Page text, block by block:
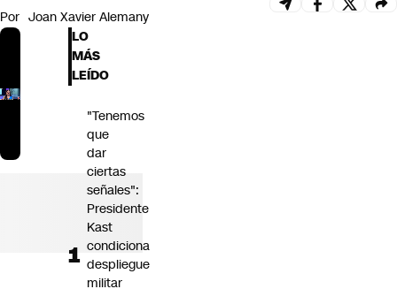
Por Joan Xavier Alemany
LO
MÁS
LEÍDO
"Tenemos
que
dar
ciertas
señales":
Presidente
Kast
condiciona
despliegue
militar